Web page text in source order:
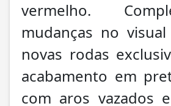
vermelho.
mudanças no
novas rodas
acabamento em
com aros vazados